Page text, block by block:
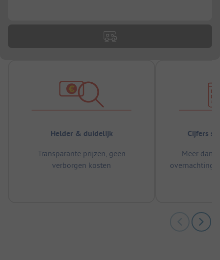
Helder & duidelijk
Transparante prijzen, geen
verborgen kosten
Cijfers
Meer dan